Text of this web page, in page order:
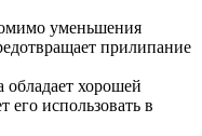
уменьшения
прилипание
обладает хорошей
его использовать в